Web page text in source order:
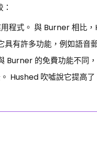
程式。 與 Burner 相比
具有許多功能，例如語音
Burner 的免費功能不同
Hushed 吹噓說它提高